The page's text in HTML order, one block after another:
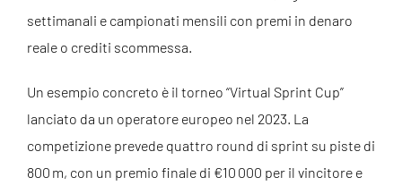
settimanali e campionati mensili con premi in denaro
reale o crediti scommessa.
Un esempio concreto è il torneo “Virtual Sprint Cup”
lanciato da un operatore europeo nel 2023. La
competizione prevede quattro round di sprint su piste di
800 m, con un premio finale di €10 000 per il vincitore e